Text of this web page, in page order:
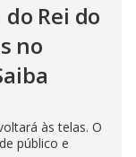
Rei do
no
às telas. O
público e